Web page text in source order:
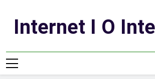
contentInternet I O